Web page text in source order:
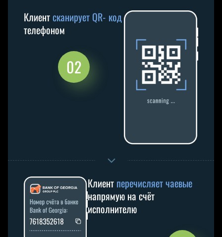
Клиентсканирует QR‑код
телефоном
02
Клиент перечисляет чаевые
напрямую на счёт
исполнителю